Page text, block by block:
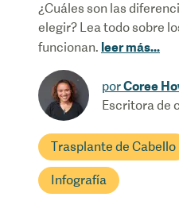
¿Cuáles son las
elegir? Lea todo sobre
funcionan. leer más...
porCoree
Escritora de
Trasplante de Cabello
Infografía